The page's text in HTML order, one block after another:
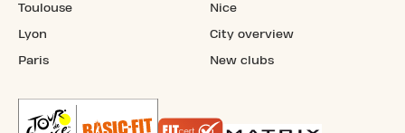
Toulouse
Lyon
Paris
Nice
City overview
New clubs